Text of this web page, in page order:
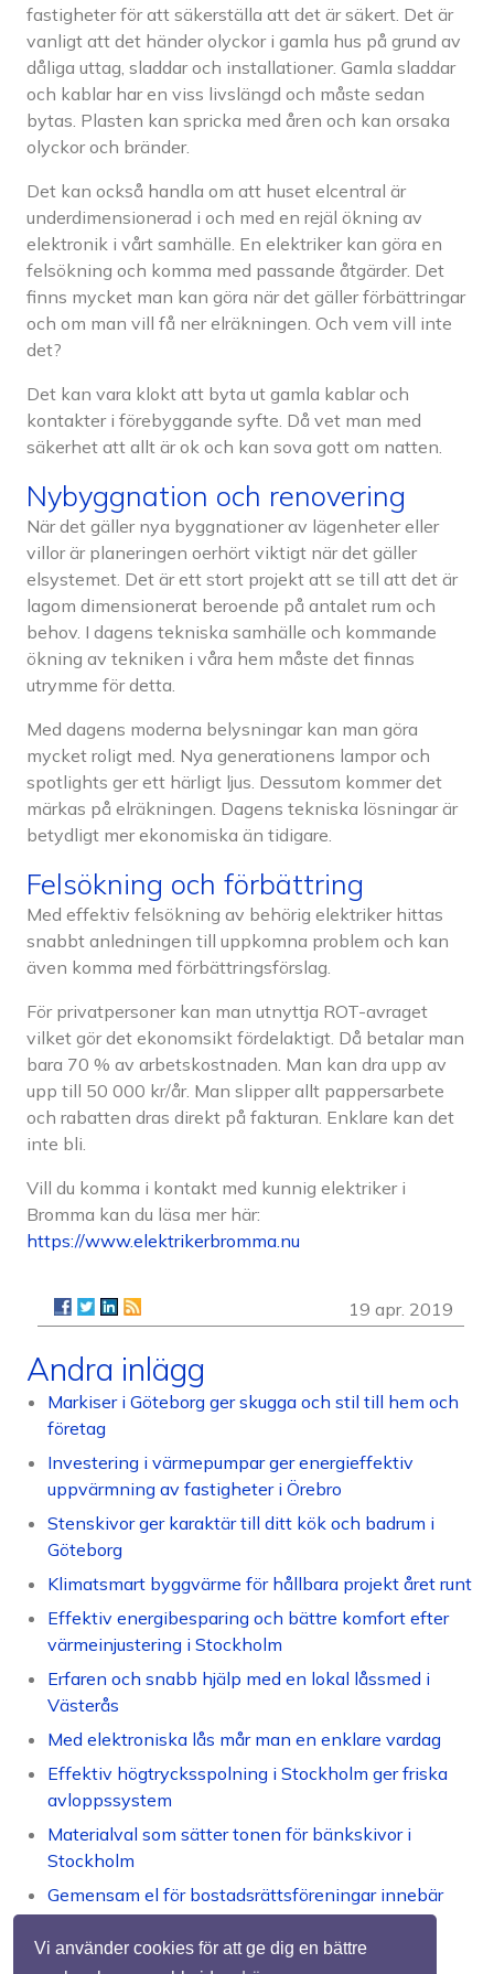
Vi använder cookies för att ge dig en bättre
fastigheter för att säkerställa att det är säkert. Det är
vanligt att det händer olyckor i gamla hus på grund av
dåliga uttag, sladdar och installationer. Gamla sladdar
och kablar har en viss livslängd och måste sedan
bytas. Plasten kan spricka med åren och kan orsaka
olyckor och bränder.
Det kan också handla om att huset elcentral är
underdimensionerad i och med en rejäl ökning av
elektronik i vårt samhälle. En elektriker kan göra en
felsökning och komma med passande åtgärder. Det
finns mycket man kan göra när det gäller förbättringar
och om man vill få ner elräkningen. Och vem vill inte
det?
Det kan vara klokt att byta ut gamla kablar och
kontakter i förebyggande syfte. Då vet man med
säkerhet att allt är ok och kan sova gott om natten.
Nybyggnation och renovering
När det gäller nya byggnationer av lägenheter eller
villor är planeringen oerhört viktigt när det gäller
elsystemet. Det är ett stort projekt att se till att det är
lagom dimensionerat beroende på antalet rum och
behov. I dagens tekniska samhälle och kommande
ökning av tekniken i våra hem måste det finnas
utrymme för detta.
Med dagens moderna belysningar kan man göra
mycket roligt med. Nya generationens lampor och
spotlights ger ett härligt ljus. Dessutom kommer det
märkas på elräkningen. Dagens tekniska lösningar är
betydligt mer ekonomiska än tidigare.
Felsökning och förbättring
Med effektiv felsökning av behörig elektriker hittas
snabbt anledningen till uppkomna problem och kan
även komma med förbättringsförslag.
För privatpersoner kan man utnyttja ROT-avraget
vilket gör det ekonomsikt fördelaktigt. Då betalar man
bara 70 % av arbetskostnaden. Man kan dra upp av
upp till 50 000 kr/år. Man slipper allt pappersarbete
och rabatten dras direkt på fakturan. Enklare kan det
inte bli.
Vill du komma i kontakt med kunnig elektriker i
Bromma kan du läsa mer här:
https://www.elektrikerbromma.nu
19 apr. 2019
Andra inlägg
Markiser i Göteborg ger skugga och stil till hem och
företag
Investering i värmepumpar ger energieffektiv
uppvärmning av fastigheter i Örebro
Stenskivor ger karaktär till ditt kök och badrum i
Göteborg
Klimatsmart byggvärme för hållbara projekt året runt
Effektiv energibesparing och bättre komfort efter
värmeinjustering i Stockholm
Erfaren och snabb hjälp med en lokal låssmed i
Västerås
Med elektroniska lås mår man en enklare vardag
Effektiv högtrycksspolning i Stockholm ger friska
avloppssystem
Materialval som sätter tonen för bänkskivor i
Stockholm
Gemensam el för bostadsrättsföreningar innebär
sänkta kostnader